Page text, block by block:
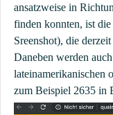
ansatzweise in
finden konnten, ist
Sreenshot), die
Daneben werden
lateinamerikanischen
zum Beispiel 2635 in